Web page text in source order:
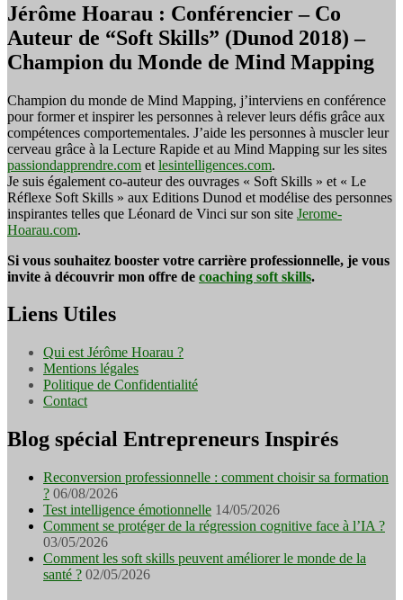
Jérôme Hoarau : Conférencier – Co
Auteur de “Soft Skills” (Dunod 2018) –
Champion du Monde de Mind Mapping
Champion du monde de Mind Mapping, j’interviens en conférence
pour former et inspirer les personnes à relever leurs défis grâce aux
compétences comportementales. J’aide les personnes à muscler leur
cerveau grâce à la Lecture Rapide et au Mind Mapping sur les sites
passiondapprendre.com et lesintelligences.com.
Je suis également co-auteur des ouvrages « Soft Skills » et « Le
Réflexe Soft Skills » aux Editions Dunod et modélise des personnes
inspirantes telles que Léonard de Vinci sur son site Jerome-
Hoarau.com.
Si vous souhaitez booster votre carrière professionnelle, je vous
invite à découvrir mon offre de coaching soft skills.
Liens Utiles
Qui est Jérôme Hoarau ?
Mentions légales
Politique de Confidentialité
Contact
Blog spécial Entrepreneurs Inspirés
Reconversion professionnelle : comment choisir sa formation
? 06/08/2026
Test intelligence émotionnelle 14/05/2026
Comment se protéger de la régression cognitive face à l’IA ?
03/05/2026
Comment les soft skills peuvent améliorer le monde de la
santé ? 02/05/2026